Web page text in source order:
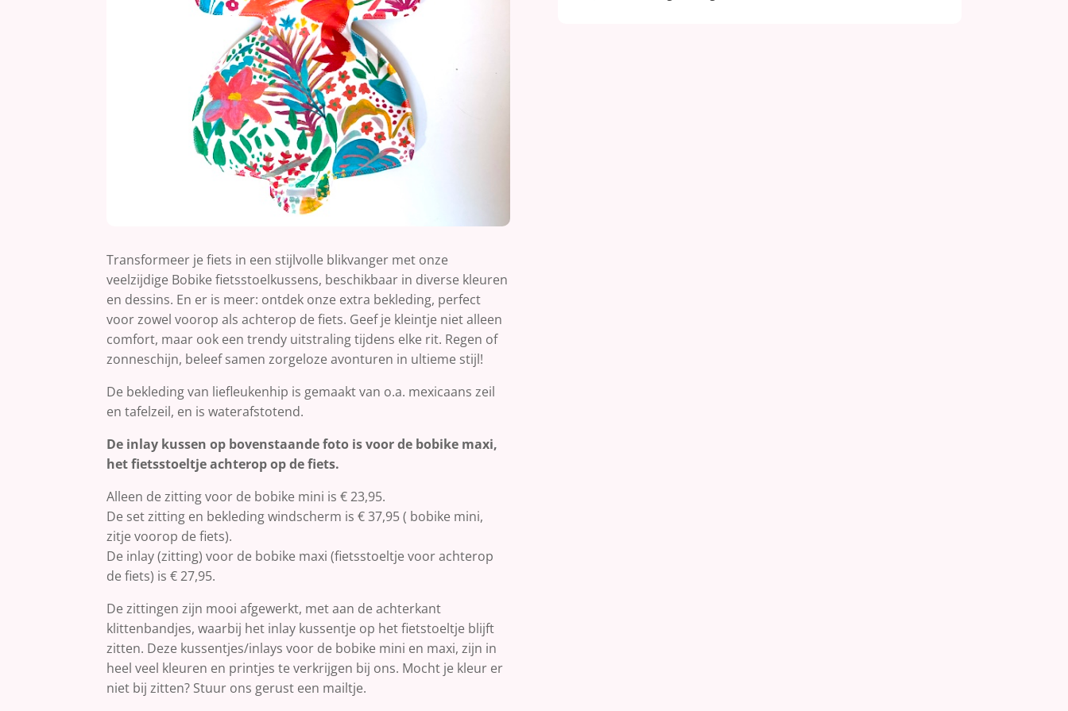
Transformeer je fiets in een stijlvolle blikvanger met onze
veelzijdige Bobike fietsstoelkussens, beschikbaar in diverse kleuren
en dessins. En er is meer: ontdek onze extra bekleding, perfect
voor zowel voorop als achterop de fiets. Geef je kleintje niet alleen
comfort, maar ook een trendy uitstraling tijdens elke rit. Regen of
zonneschijn, beleef samen zorgeloze avonturen in ultieme stijl!
De bekleding van liefleukenhip is gemaakt van o.a. mexicaans zeil
en tafelzeil, en is waterafstotend.
De inlay kussen op bovenstaande foto is voor de bobike maxi,
het fietsstoeltje achterop op de fiets.
Alleen de zitting voor de bobike mini is € 23,95.
De set zitting en bekleding windscherm is € 37,95 ( bobike mini,
zitje voorop de fiets).
De inlay (zitting) voor de bobike maxi (fietsstoeltje voor achterop
de fiets) is € 27,95.
De zittingen zijn mooi afgewerkt, met aan de achterkant
klittenbandjes, waarbij het inlay kussentje op het fietstoeltje blijft
zitten. Deze kussentjes/inlays voor de bobike mini en maxi, zijn in
heel veel kleuren en printjes te verkrijgen bij ons. Mocht je kleur er
niet bij zitten? Stuur ons gerust een mailtje.